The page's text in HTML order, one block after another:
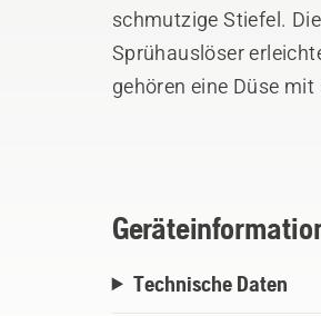
schmutzige Stiefel.
Sprühauslöser
gehören eine Düse
abbaubar ist.
Technische Daten